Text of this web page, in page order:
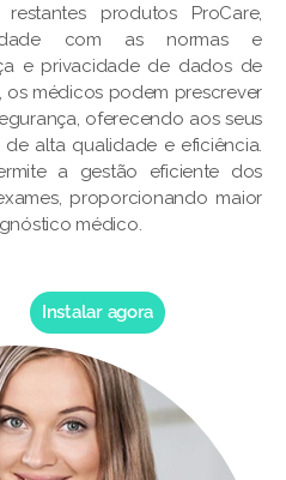
produtos ProCare,
com as normas e
e privacidade de dados de
os médicos podem prescrever
oferecendo aos seus
alta qualidade e eficiência.
a gestão eficiente dos
proporcionando maior
médico.
Instalar agora